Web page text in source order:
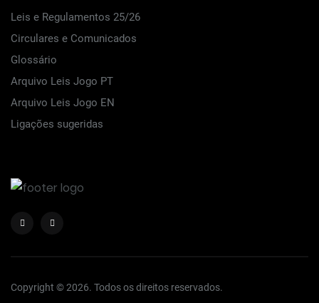
Leis e Regulamentos 25/26
Circulares e Comunicados
Glossário
Arquivo Leis Jogo PT
Arquivo Leis Jogo EN
Ligações sugeridas
Copyright © 2026. Todos os direitos reservados.